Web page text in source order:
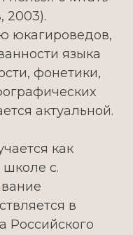
2003).
юкагироведов,
языка
фонетики,
актуальной.
как
школе с.
в
Российского